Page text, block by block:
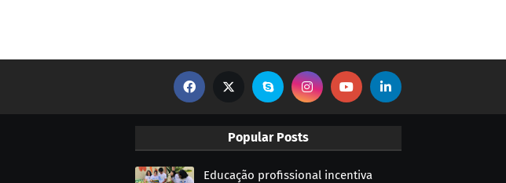
Popular Posts
Educação profissional incentiva